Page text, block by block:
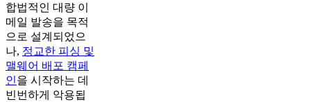
합법적인 대량 이
메일 발송을 목적
으로 설계되었으
나, 정교한 피싱 및
맬웨어 배포 캠페
인을 시작하는 데
빈번하게 악용됩